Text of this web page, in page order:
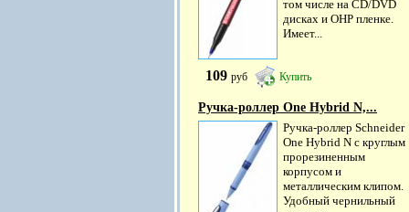
том числе на CD/DVD
дисках и OHP пленке.
Имеет...
109 руб Купить
Ручка-роллер One Hybrid N,...
Ручка-роллер Schneider
One Hybrid N с круглым
прорезиненным
корпусом и
металлическим клипом.
Удобный чернильный